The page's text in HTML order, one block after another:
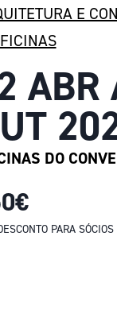
E
ABR
DO
PARA SÓCIOS